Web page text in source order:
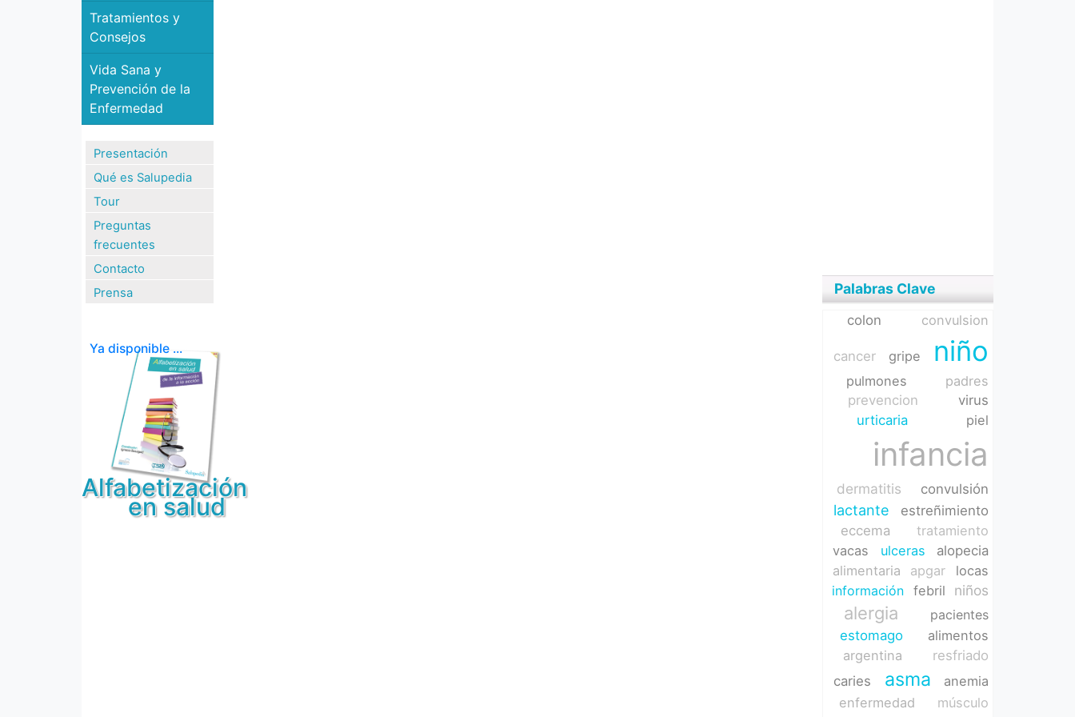
Tratamientos y
Consejos
Vida Sana y
Prevención de la
Enfermedad
Presentación
Qué es Salupedia
Tour
Preguntas
frecuentes
Contacto
Prensa
Ya disponible ...
Alfabetización
en salud
Palabras Clave
colon convulsion
cancer gripe niño
pulmones
padres
prevencion
virus
urticaria
piel
infancia
dermatitis convulsión
lactante
estreñimiento
eccema
tratamiento
vacas
ulceras
alopecia
alimentaria
apgar
locas
información febril niños
alergia
pacientes
estomago
alimentos
argentina
resfriado
caries
asma
anemia
enfermedad
músculo